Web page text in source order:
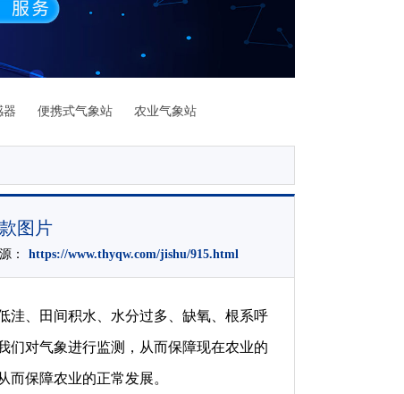
器 便携式气象站 农业气象站
图片
： https://www.thyqw.com/jishu/915.html
洼、田间积水、水分过多、缺氧、根系呼
们对气象进行监测，从而保障现在农业的
保障农业的正常发展。